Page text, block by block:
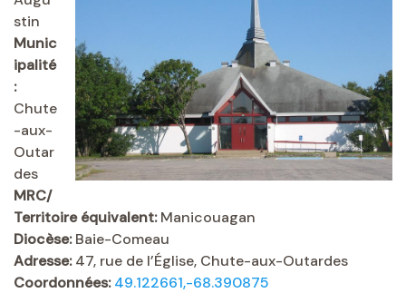
stin
Munic
ipalité
:
Chute
-aux-
Outar
des
MRC/
Territoire équivalent:Manicouagan
Diocèse:Baie-Comeau
Adresse:47, rue de l’Église, Chute-aux-Outardes
Coordonnées: 49.122661,-68.390875